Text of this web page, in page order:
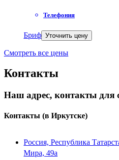
Телефония
Бриф Уточнить цену
Смотреть все цены
Контакты
Наш адрес, контакты для
Контакты (в Иркутске)
Россия, Республика
Мира, 49a